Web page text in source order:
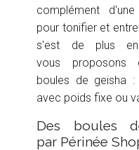
complément
pour tonifier et
s'est de plus en
vous proposons
boules de geisha
avec poids fixe ou
Des boules
par Périnée